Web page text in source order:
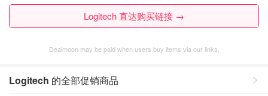
Logitech 直达购买链接 →
Dealmoon may be paid when users buy items via our links.
Logitech 的全部促销商品